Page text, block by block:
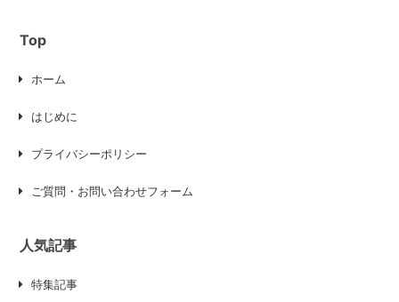
Top
ホーム
はじめに
プライバシーポリシー
ご質問・お問い合わせフォーム
人気記事
特集記事